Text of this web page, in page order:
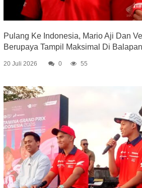
Pulang Ke Indonesia, Mario Aji Dan
Berupaya Tampil Maksimal Di
20 Juli 2026 0 55